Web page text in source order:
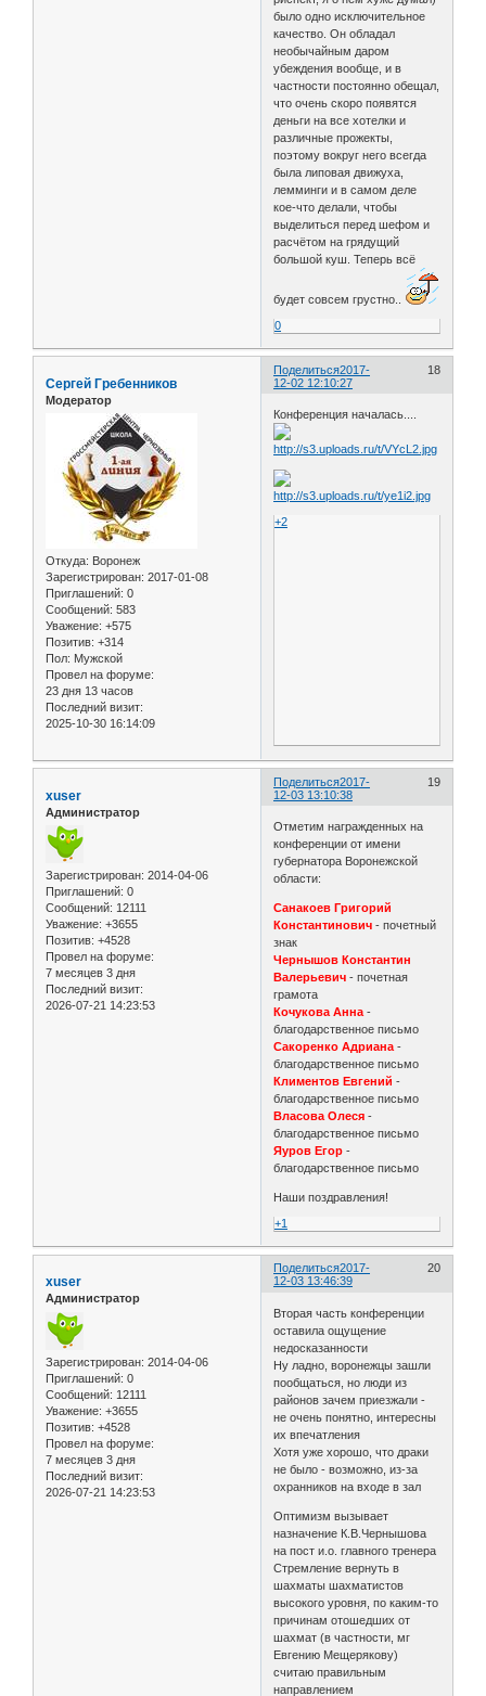
было одно исключительное
качество. Он обладал
необычайным даром
убеждения вообще, и в
частности постоянно обещал,
что очень скоро появятся
деньги на все хотелки и
различные прожекты,
поэтому вокруг него всегда
была липовая движуха,
лемминги и в самом деле
кое-что делали, чтобы
выделиться перед шефом и
расчётом на грядущий
большой куш. Теперь всё
будет совсем грустно..
0
Поделиться 18
2017-
12-02 12:10:27
Сергей Гребенников
Модератор
Откуда: Воронеж
Зарегистрирован: 2017-01-08
Приглашений: 0
Сообщений: 583
Уважение: +575
Позитив: +314
Пол: Мужской
Провел на форуме:
23 дня 13 часов
Последний визит:
2025-10-30 16:14:09
Конференция началась....
+2
Поделиться 19
2017-
12-03 13:10:38
xuser
Администратор
Зарегистрирован: 2014-04-06
Приглашений: 0
Сообщений: 12111
Уважение: +3655
Позитив: +4528
Провел на форуме:
7 месяцев 3 дня
Последний визит:
2026-07-21 14:23:53
Отметим награжденных на
конференции от имени
губернатора Воронежской
области:
Санакоев Григорий
Константинович - почетный
знак
Чернышов Константин
Валерьевич - почетная
грамота
Кочукова Анна -
благодарственное письмо
Сакоренко Адриана -
благодарственное письмо
Климентов Евгений -
благодарственное письмо
Власова Олеся -
благодарственное письмо
Яуров Егор -
благодарственное письмо
Наши поздравления!
+1
Поделиться 20
2017-
12-03 13:46:39
xuser
Администратор
Зарегистрирован: 2014-04-06
Приглашений: 0
Сообщений: 12111
Уважение: +3655
Позитив: +4528
Провел на форуме:
7 месяцев 3 дня
Последний визит:
2026-07-21 14:23:53
Вторая часть конференции
оставила ощущение
недосказанности
Ну ладно, воронежцы зашли
пообщаться, но люди из
районов зачем приезжали -
не очень понятно, интересны
их впечатления
Хотя уже хорошо, что драки
не было - возможно, из-за
охранников на входе в зал
Оптимизм вызывает
назначение К.В.Чернышова
на пост и.о. главного тренера
Стремление вернуть в
шахматы шахматистов
высокого уровня, по каким-то
причинам отошедших от
шахмат (в частности, мг
Евгению Мещерякову)
считаю правильным
направлением